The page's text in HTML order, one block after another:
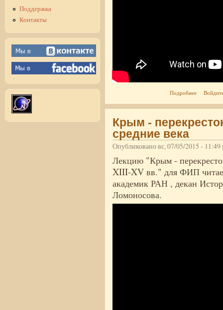
Поддержка
Контакты
Подробнее о
Крым -
средние века
Опубликовано вс, 07/05/2015 - 11:49
Лекцию "Крым -
XIII-XV вв." для ФИП
академик РАН , декан
Ломоносова.